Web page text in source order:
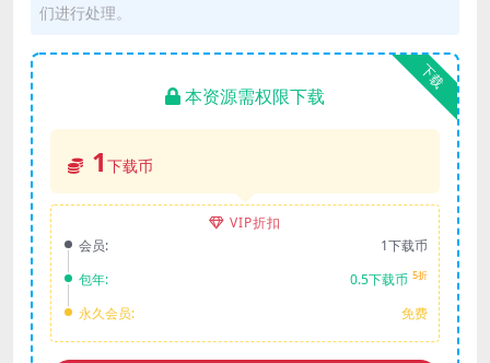
们进行处理。
下载
本资源需权限下载
1 下载币
VIP折扣
会员:
1下载币
包年:
0.5下载币 5折
永久会员: 免费